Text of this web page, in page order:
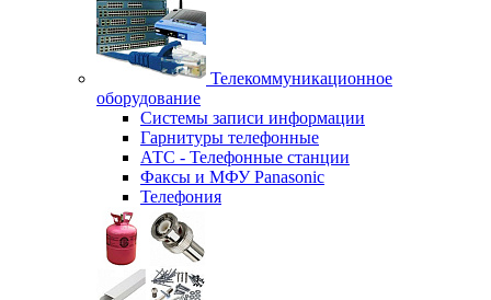
Телекоммуникационное
оборудование
Системы записи информации
Гарнитуры телефонные
АТС - Телефонные станции
Факсы и МФУ Panasonic
Телефония